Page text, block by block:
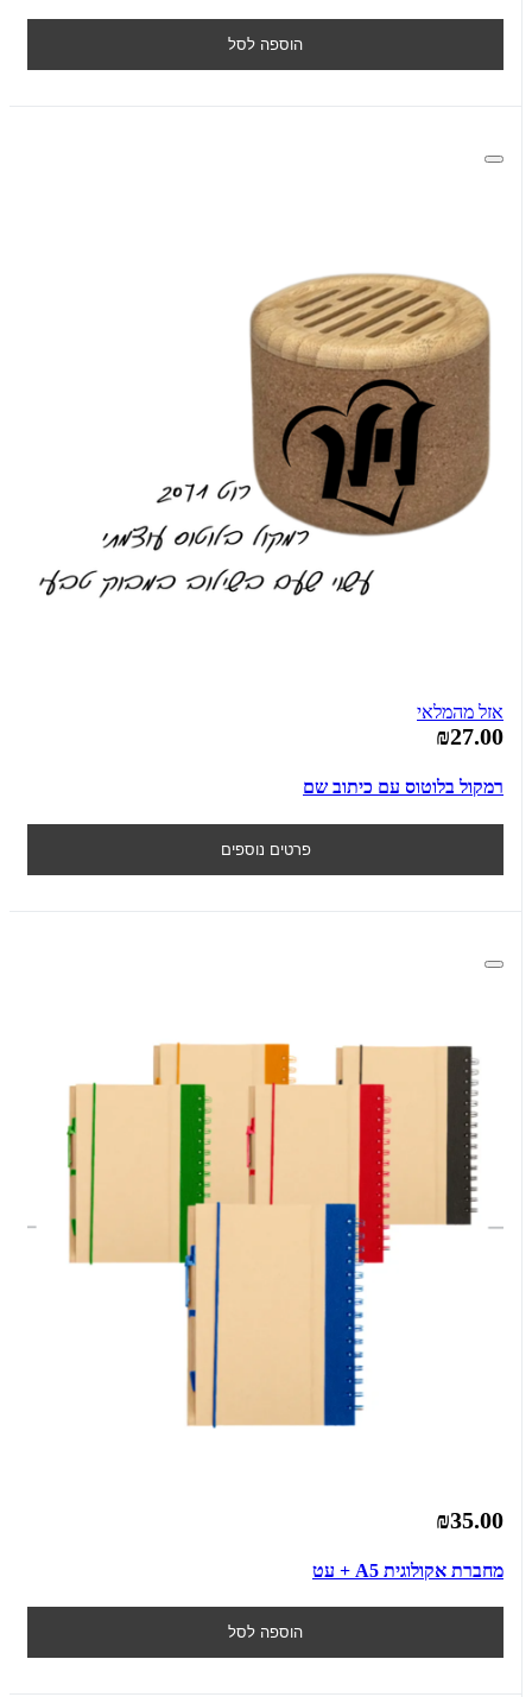
הוספה לסל
אזל מהמלאי
₪27.00
רמקול בלוטוס עם כיתוב שם
פרטים נוספים
₪35.00
מחברת אקולוגית A5 + עט
הוספה לסל